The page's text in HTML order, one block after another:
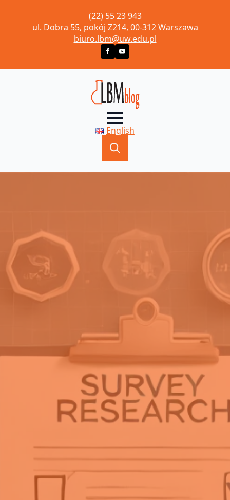
(22) 55 23 943
ul. Dobra 55, pokój Z214, 00-312 Warszawa
biuro.lbm@uw.edu.pl
English